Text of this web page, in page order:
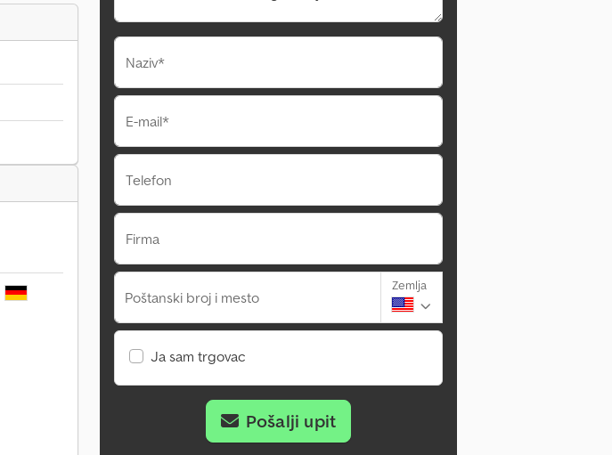
Naziv*
E-mail*
Telefon
Firma
Poštanski broj i mesto
Zemlja
Ja sam trgovac
Pošalji upit